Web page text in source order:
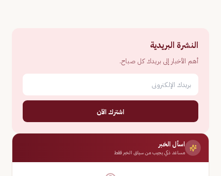
النشرة البريدية
أهم الأخبار إلى بريدك كل صباح.
اشترك الآن
اسأل الخبر
مساعد ذكي يجيب من سياق الخبر فقط